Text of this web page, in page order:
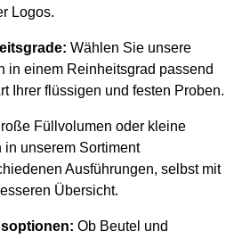
Logos.
Wählen Sie unsere
in einem Reinheitsgrad passend
Ihrer flüssigen und festen Proben.
Füllvolumen oder kleine
unserem Sortiment
Ausführungen, selbst mit
Übersicht.
Ob Beutel und